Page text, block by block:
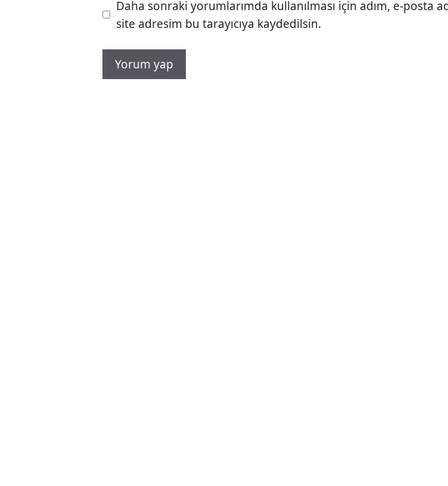
Daha sonraki yorumlarımda kullanılması için adım, e-posta
site adresim bu tarayıcıya kaydedilsin.